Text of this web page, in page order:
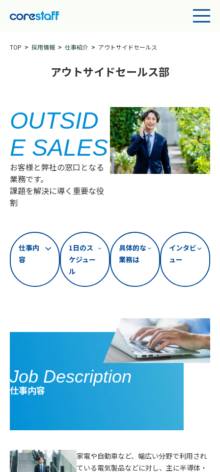
TOP 採用情報 仕事紹介 アウトサイドセールス
アウトサイドセールス部
OUTSID
E SALES
お客様と弊社の窓口となる
業務です。
課題を解決に導く重要な役
割
仕事内
容
1日のス
ケジュー
ル
具体的な
業務は
インタビ
ュー
Job Description
仕事内容
家電や自動車など、幅広い分野で利用され
ている電気製品などに対し、主に半導体・